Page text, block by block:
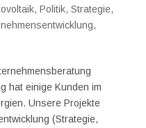
, Politik, Strategie,
,
hat einige Kunden im
Unsere Projekte
(Strategie,